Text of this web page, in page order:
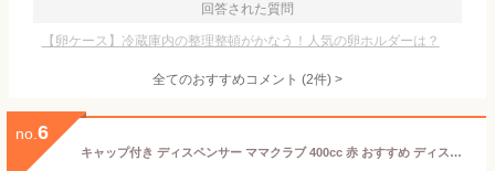
回答された質問
【卵ケース】冷蔵庫内の整理整頓がかなう！人気の卵ホルダーは？
全てのおすすめコメント (2件) >
no. 6
キャップ付き ディスペンサー ママクラブ 400cc 赤 おすすめ ディスペンサー 人気 マヨネーズ入れ ソース入れ マヨネーズ差し かき氷シロップ マヨネーズ サラダ マヨネーズかけ マヨネーズボトル ケチャップ入れ ドレッシング入れ 氷シロップかけ ソース ドレッシングポット